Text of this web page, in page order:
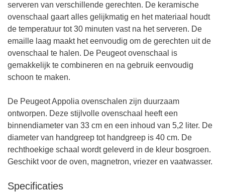
serveren van verschillende gerechten. De keramische
ovenschaal gaart alles gelijkmatig en het materiaal houdt
de temperatuur tot 30 minuten vast na het serveren. De
emaille laag maakt het eenvoudig om de gerechten uit de
ovenschaal te halen. De Peugeot ovenschaal is
gemakkelijk te combineren en na gebruik eenvoudig
schoon te maken.
De Peugeot Appolia ovenschalen zijn duurzaam
ontworpen. Deze stijlvolle ovenschaal heeft een
binnendiameter van 33 cm en een inhoud van 5,2 liter. De
diameter van handgreep tot handgreep is 40 cm. De
rechthoekige schaal wordt geleverd in de kleur bosgroen.
Geschikt voor de oven, magnetron, vriezer en vaatwasser.
Specificaties